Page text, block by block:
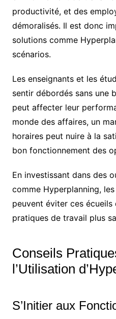
productivité, et des
démoralisés. Il est donc
solutions comme
scénarios.
Les enseignants et les
sentir débordés sans une
peut affecter leur
monde des affaires, un
horaires peut nuire à la
bon fonctionnement des
En investissant dans des
comme Hyperplanning,
peuvent éviter ces écueils
pratiques de travail plus
Conseils
l’Utilisation
S’Initier aux